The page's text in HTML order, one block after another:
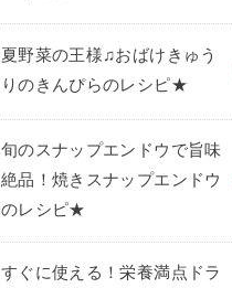
夏野菜の王様♫おばけきゅう
りのきんぴらのレシピ★
旬のスナップエンドウで旨味
絶品！焼きスナップエンドウ
のレシピ★
すぐに使える！栄養満点ドラ